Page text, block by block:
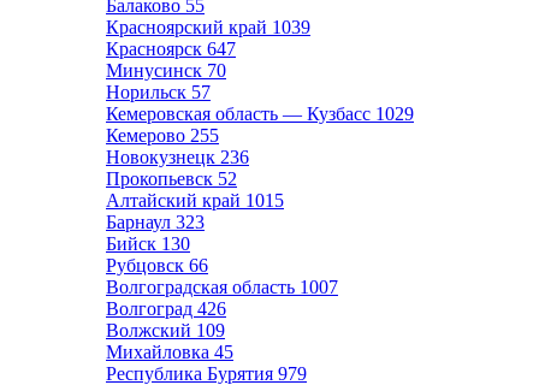
Балаково 55
Красноярский край 1039
Красноярск 647
Минусинск 70
Норильск 57
Кемеровская область — Кузбасс 1029
Кемерово 255
Новокузнецк 236
Прокопьевск 52
Алтайский край 1015
Барнаул 323
Бийск 130
Рубцовск 66
Волгоградская область 1007
Волгоград 426
Волжский 109
Михайловка 45
Республика Бурятия 979